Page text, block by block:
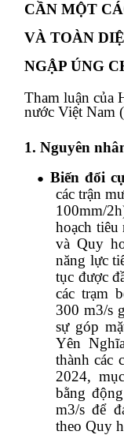
CẦN MỘT
VÀ TOÀN
NGẬP ÚNG
Tham luận của
nước Việt Nam
1. Nguyên
● Biến đổi
các trận
100mm/
hoạch
và Quy
năng lực
tục được
các trạm
300 m3/s
sự góp
Yên
thành các
2024,
bằng
m3/s để
theo Quy